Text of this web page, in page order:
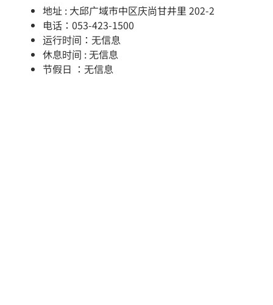
地址 : 大邱广域市中区庆尚甘井里 202-2
电话：053-423-1500
运行时间：无信息
休息时间 : 无信息
节假日 ：无信息